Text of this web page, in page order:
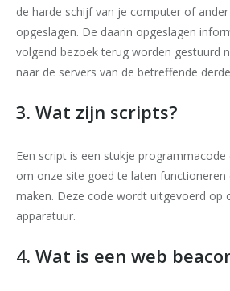
de harde schijf van je computer of
opgeslagen. De daarin opgeslagen
volgend bezoek terug worden gestuurd
naar de servers van de betreffende
3. Wat zijn scripts?
Een script is een stukje
om onze site goed te laten functioneren
maken. Deze code wordt uitgevoerd op
apparatuur.
4. Wat is een web